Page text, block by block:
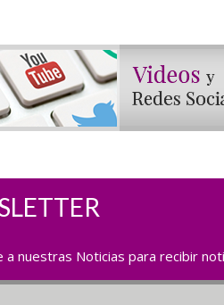
a nuestras Noticias para recibir